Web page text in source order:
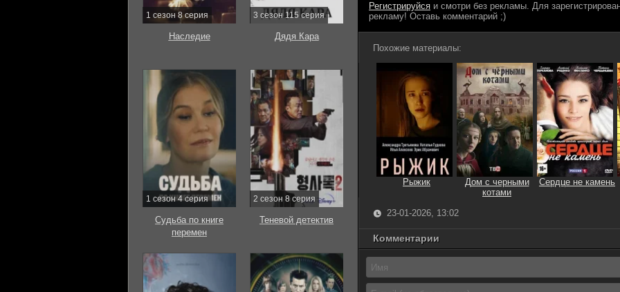
Регистрируйся и смотри без рекламы. Для
рекламу! Оставь комментарий ;)
Похожие материалы:
Рыжик
Дом с черными
котами
Сердце не камень
23-01-2026, 13:02
Комментарии
1 сезон 8 серия
Наследие
3 сезон 115 серия
Дядя Кара
1 сезон 4 серия
Судьба по книге
перемен
2 сезон 8 серия
Теневой детектив